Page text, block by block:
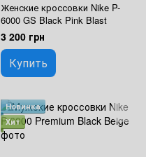
Женские кроссовки Nike P-
6000 GS Black Pink Blast
3 200 грн
Купить
Новинка
Хит